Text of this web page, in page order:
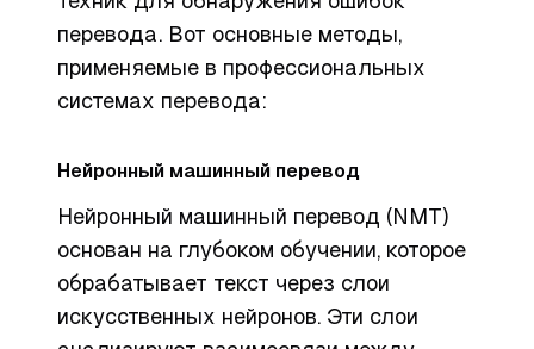
перевода. Вот основные методы,
применяемые в профессиональных
системах перевода:
Нейронный машинный перевод
Нейронный машинный перевод (NMT)
основан на глубоком обучении, которое
обрабатывает текст через слои
искусственных нейронов. Эти слои